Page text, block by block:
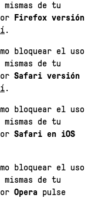
de tu
Firefox versión
.
bloquear el uso
de tu
Safari versión
.
bloquear el uso
de tu
Safari en iOS
bloquear el uso
de tu
Operapulse